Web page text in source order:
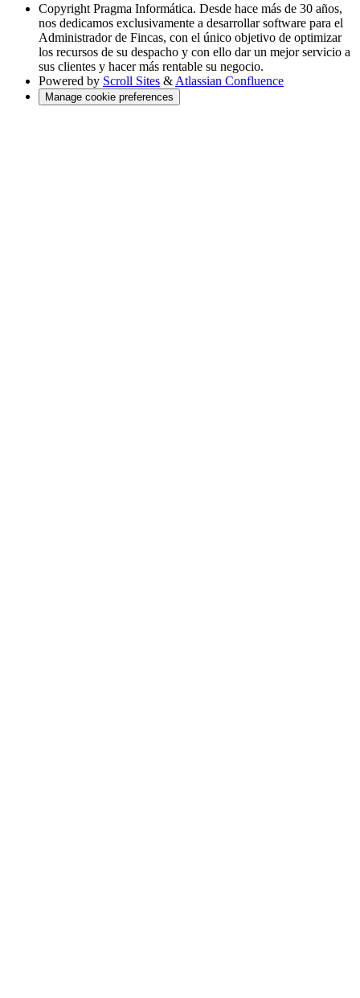
Copyright Pragma Informática. Desde hace más de 30 años,
nos dedicamos exclusivamente a desarrollar software para el
Administrador de Fincas, con el único objetivo de optimizar
los recursos de su despacho y con ello dar un mejor servicio a
sus clientes y hacer más rentable su negocio.
Powered by Scroll Sites & Atlassian Confluence
Manage cookie preferences